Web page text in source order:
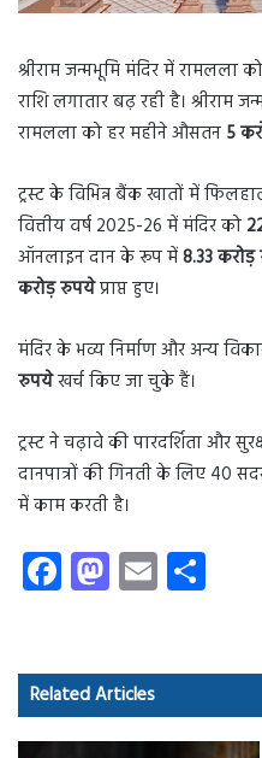
श्रीराम जन्मभूमि मंदिर में रामलला
राशि लगातार बढ़ रही है। श्रीराम
रामलला को हर महीने औसतन 5
ट्रस्ट के विभिन्न बैंक खातों में
वित्तीय वर्ष 2025-26 में मंदिर को
ऑनलाइन दान के रूप में8.33
करोड़ रुपयेप्राप्त हुए।
मंदिर के भव्य निर्माण और अन्य
रुपयेखर्च किए जा चुके हैं।
ट्रस्ट ने चढ़ावे की पारदर्शिता और
दानपात्रों की गिनती के लिए 40
में काम करती है।
Fa
ce
o
ok
M
as
d
o
E
m
Related Articles